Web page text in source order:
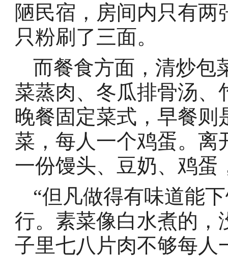
陋民宿，房间内只有
只粉刷了三面。
而餐食方面，清炒包
菜蒸肉、冬瓜排骨汤、
晚餐固定菜式，早餐
菜，每人一个鸡蛋。离
一份馒头、豆奶、鸡蛋
“但凡做得有味道能
行。素菜像白水煮的，
子里七八片肉不够每人